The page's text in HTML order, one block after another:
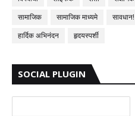
सामाजिक
सामाजिक माध्यमे सावधान!
हार्दिक अभिनंदन
हृदयस्पर्शी
SOCIAL PLUGIN